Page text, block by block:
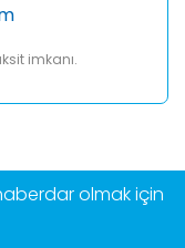
imkanı.
olmak için